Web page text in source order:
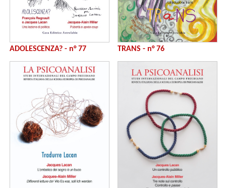
ADOLESCENZA? - n° 77 TRANS - n° 76